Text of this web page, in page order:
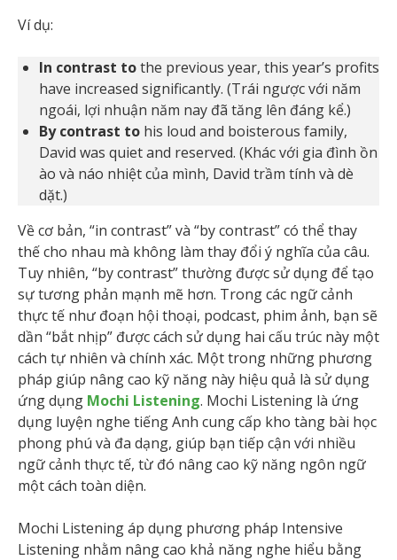
Ví dụ:
In contrast tothe previous year, this year’s profits
have increased significantly. (Trái ngược với năm
ngoái, lợi nhuận năm nay đã tăng lên đáng kể.)
By contrast to his loud and boisterous family,
David was quiet and reserved. (Khác với gia đình ồn
ào và náo nhiệt của mình, David trầm tính và dè
dặt.)
Về cơ bản, “in contrast” và “by contrast” có thể thay
thế cho nhau mà không làm thay đổi ý nghĩa của câu.
Tuy nhiên, “by contrast” thường được sử dụng để tạo
sự tương phản mạnh mẽ hơn. Trong các ngữ cảnh
thực tế như đoạn hội thoại, podcast, phim ảnh, bạn sẽ
dần “bắt nhịp” được cách sử dụng hai cấu trúc này một
cách tự nhiên và chính xác. Một trong những phương
pháp giúp nâng cao kỹ năng này hiệu quả là sử dụng
ứng dụng Mochi Listening. Mochi Listening là ứng
dụng luyện nghe tiếng Anh cung cấp kho tàng bài học
phong phú và đa dạng, giúp bạn tiếp cận với nhiều
ngữ cảnh thực tế, từ đó nâng cao kỹ năng ngôn ngữ
một cách toàn diện.
Mochi Listening áp dụng phương pháp Intensive
Listening nhằm nâng cao khả năng nghe hiểu bằng